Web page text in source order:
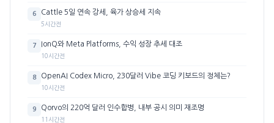
6 Cattle 5일 연속 강세, 육가 상승세 지속
5시간전
7 IonQ와 Meta Platforms, 수익 성장 추세 대조
10시간전
8 OpenAI Codex Micro, 230달러 Vibe 코딩 키보드의 정체는?
10시간전
9 Qorvo의 220억 달러 인수합병, 내부 공시 의미 재조명
11시간전